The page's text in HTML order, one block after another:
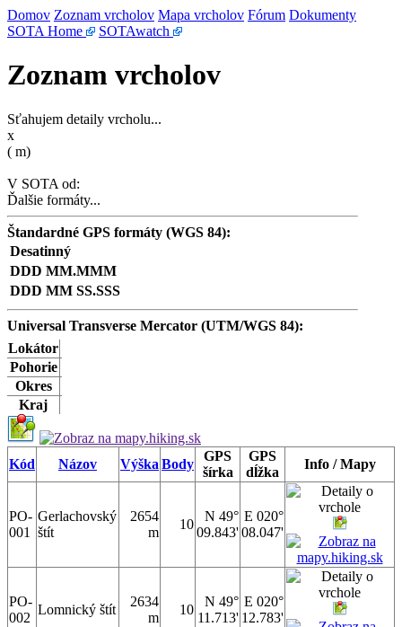
Domov Zoznam vrcholov Mapa vrcholov Fórum Dokumenty
SOTA Home
SOTAwatch
Zoznam vrcholov
Sťahujem detaily vrcholu...
x
( m)
V SOTA od:
Ďalšie formáty...
Štandardné GPS formáty (WGS 84):
Desatinný
DDD MM.MMM
DDD MM SS.SSS
Universal Transverse Mercator (UTM/WGS 84):
Lokátor
Pohorie
Okres
Kraj
Kód Názov Výška Body
GPS
šírka
GPS
dĺžka
Info / Mapy
PO-
001
Gerlachovský
štít
2654
m
10
N 49°
09.843'
E 020°
08.047'
PO-
002
Lomnický štít
2634
m
10
N 49°
11.713'
E 020°
12.783'